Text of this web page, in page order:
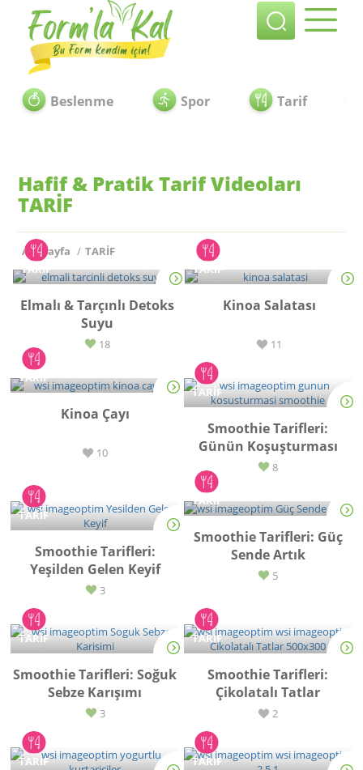
Beslenme Spor Tarif
Hafif & Pratik Tarif Videoları
TARİF
Anasayfa / TARİF
TARİF
Elmalı & Tarçınlı Detoks
Suyu
18
TARİF
Kinoa Salatası
11
TARİF
Kinoa Çayı
10
TARİF
Smoothie Tarifleri:
Günün Koşuşturması
8
TARİF
Smoothie Tarifleri:
Yeşilden Gelen Keyif
3
TARİF
Smoothie Tarifleri: Güç
Sende Artık
5
TARİF
Smoothie Tarifleri: Soğuk
Sebze Karışımı
3
TARİF
Smoothie Tarifleri:
Çikolatalı Tatlar
2
TARİF TARİF